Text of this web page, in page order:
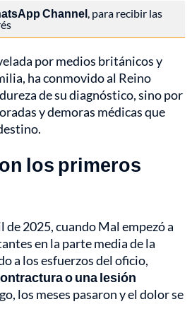
Channel, para recibir las
por medios británicos y
ha conmovido al Reino
de su diagnóstico, sino por
y demoras médicas que
los primeros
de 2025, cuando Mal empezó a
en la parte media de la
a los esfuerzos del oficio,
o una lesión
los meses pasaron y el dolor se